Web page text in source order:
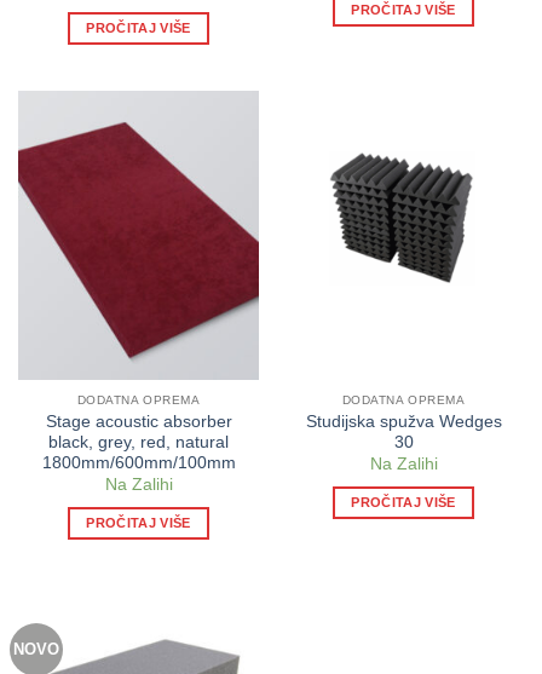
PROČITAJ VIŠE
PROČITAJ VIŠE
DODATNA OPREMA
Stage acoustic absorber
black, grey, red, natural
1800mm/600mm/100mm
Na Zalihi
PROČITAJ VIŠE
DODATNA OPREMA
Studijska spužva Wedges
30
Na Zalihi
PROČITAJ VIŠE
NOVO